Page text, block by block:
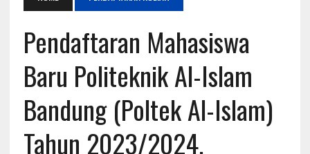
Pendaftaran Mahasiswa
Baru Politeknik Al-Islam
Bandung (Poltek Al-Islam)
Tahun 2023/2024,